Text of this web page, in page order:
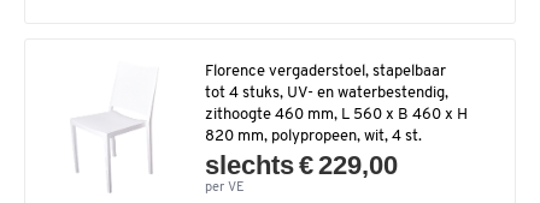
Florence vergaderstoel, stapelbaar
tot 4 stuks, UV- en waterbestendig,
zithoogte 460 mm, L 560 x B 460 x H
820 mm, polypropeen, wit, 4 st.
slechts € 229,00
per VE